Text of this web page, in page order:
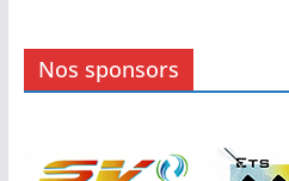
Nos sponsors